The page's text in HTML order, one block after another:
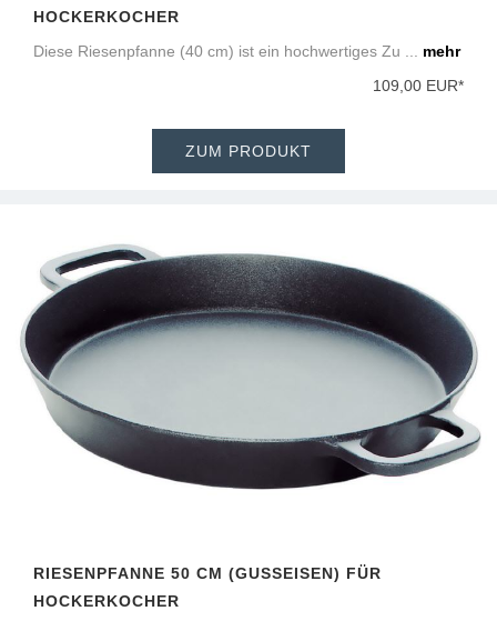
OCKERKOCHER
Diese Riesenpfanne (40 cm) ist ein hochwertiges Zu ... mehr
109,00 EUR*
ZUM PRODUKT
RIESENPFANNE 50 CM (GUSSEISEN) FÜR H
OCKERKOCHER